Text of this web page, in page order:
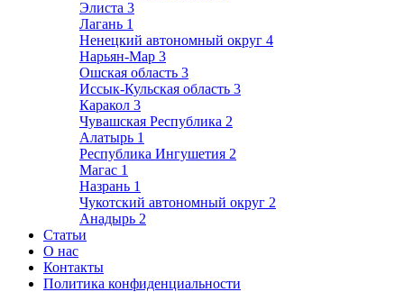
Элиста 3
Лагань 1
Ненецкий автономный округ 4
Нарьян-Мар 3
Ошская область 3
Иссык-Кульская область 3
Каракол 3
Чувашская Республика 2
Алатырь 1
Республика Ингушетия 2
Магас 1
Назрань 1
Чукотский автономный округ 2
Анадырь 2
Статьи
О нас
Контакты
Политика конфиденциальности